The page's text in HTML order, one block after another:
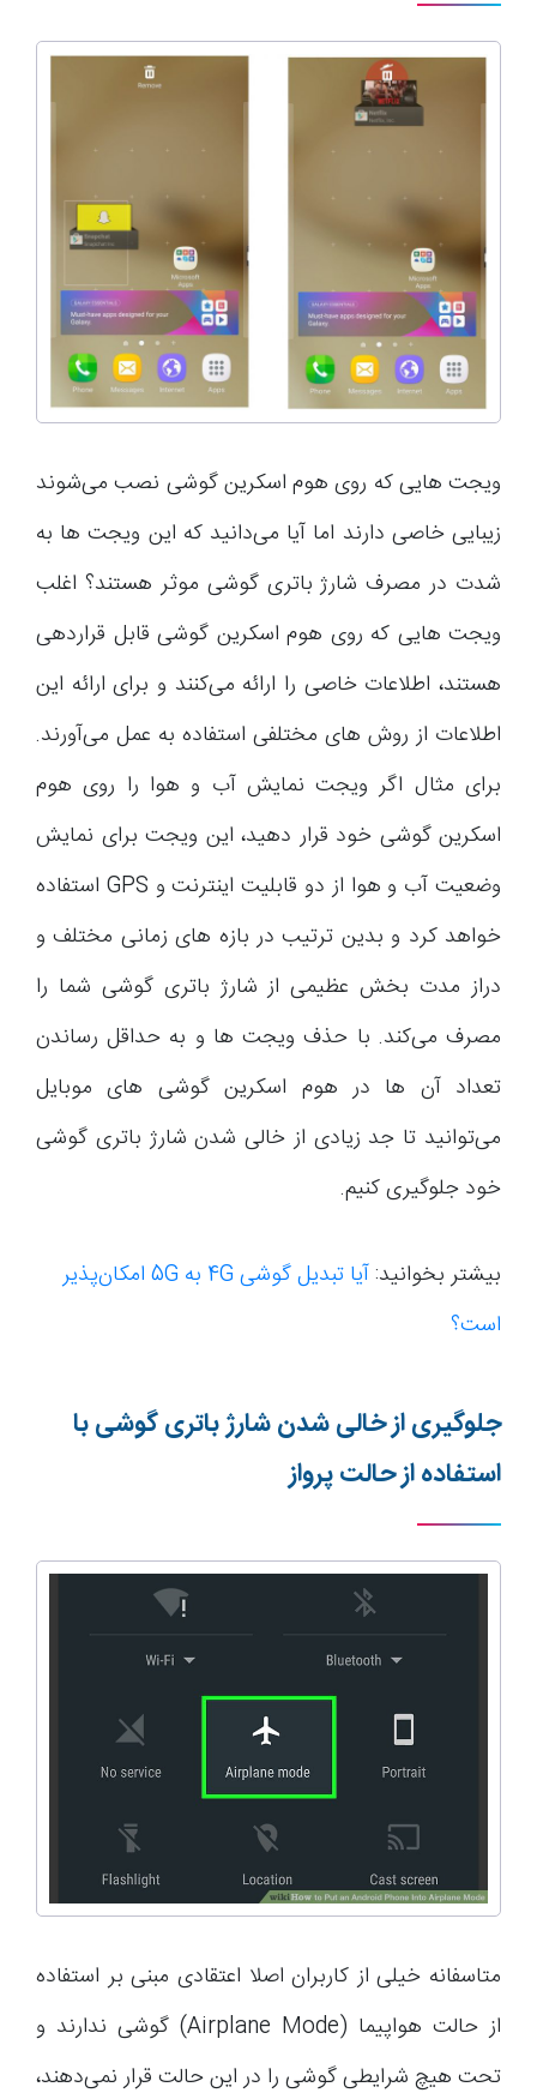
ویجت هایی که روی هوم اسکرین گوشی نصب می‌شوند
زیبایی خاصی دارند اما آیا می‌دانید که این ویجت ها به
شدت در مصرف شارژ باتری گوشی موثر هستند؟ اغلب
ویجت هایی که روی هوم اسکرین گوشی قابل قراردهی
هستند، اطلاعات خاصی را ارائه می‌کنند و برای ارائه این
اطلاعات از روش های مختلفی استفاده به عمل می‌آورند.
برای مثال اگر ویجت نمایش آب و هوا را روی هوم
اسکرین گوشی خود قرار دهید، این ویجت برای نمایش
وضعیت آب و هوا از دو قابلیت اینترنت و GPS استفاده
خواهد کرد و بدین ترتیب در بازه های زمانی مختلف و
دراز مدت بخش عظیمی از شارژ باتری گوشی شما را
مصرف می‌کند. با حذف ویجت ها و به حداقل رساندن
تعداد آن ها در هوم اسکرین گوشی های موبایل
می‌توانید تا جد زیادی از خالی شدن شارژ باتری گوشی
خود جلوگیری کنیم.
بیشتر بخوانید:
آیا تبدیل گوشی 4G به 5G امکان‌پذیر
است؟
جلوگیری از خالی شدن شارژ باتری گوشی با
استفاده از حالت پرواز
متاسفانه خیلی از کاربران اصلا اعتقادی مبنی بر استفاده
از حالت هواپیما (Airplane Mode) گوشی ندارند و
تحت هیچ شرایطی گوشی را در این حالت قرار نمی‌دهند،